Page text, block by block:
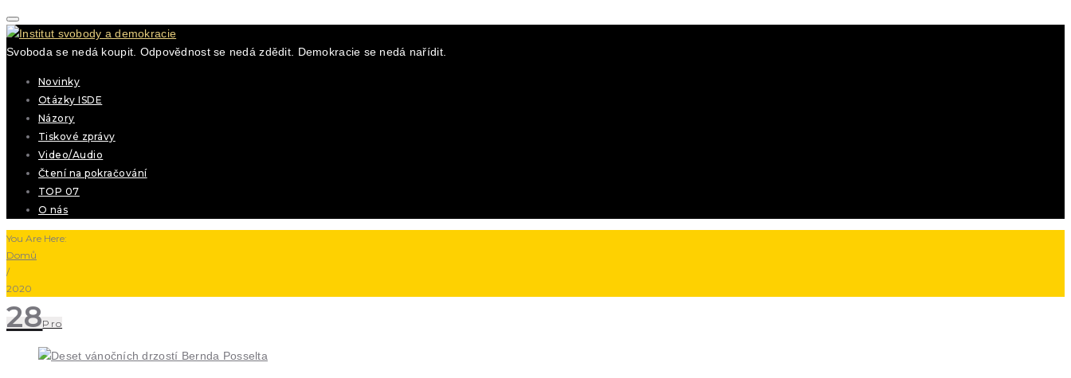
Svoboda se nedá koupit. Odpovědnost se nedá zdědit. Demokracie se nedá nařídit.
Novinky
Otázky ISDE
Názory
Tiskové zprávy
Video/Audio
Čtení na pokračování
TOP 07
O nás
You Are Here:
Domů
/
2020
28Pro